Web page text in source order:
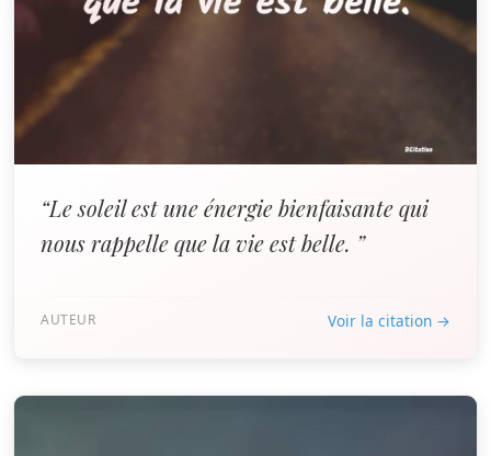
“Le soleil est une énergie bienfaisante qui
nous rappelle que la vie est belle. ”
AUTEUR Voir la citation →